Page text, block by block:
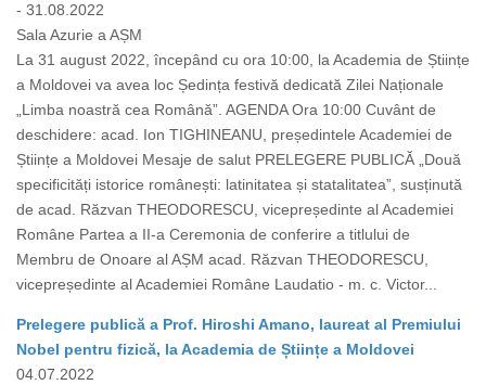
- 31.08.2022
Sala Azurie a AȘM
La 31 august 2022, începând cu ora 10:00, la Academia de Științe
a Moldovei va avea loc Ședința festivă dedicată Zilei Naționale
„Limba noastră cea Română”. AGENDA Ora 10:00 Cuvânt de
deschidere: acad. Ion TIGHINEANU, președintele Academiei de
Științe a Moldovei Mesaje de salut PRELEGERE PUBLICĂ „Două
specificități istorice românești: latinitatea și statalitatea”, susținută
de acad. Răzvan THEODORESCU, vicepreședinte al Academiei
Române Partea a II-a Ceremonia de conferire a titlului de
Membru de Onoare al AȘM acad. Răzvan THEODORESCU,
vicepreședinte al Academiei Române Laudatio - m. c. Victor...
Prelegere publică a Prof. Hiroshi Amano, laureat al Premiului
Nobel pentru fizică, la Academia de Științe a Moldovei
04.07.2022